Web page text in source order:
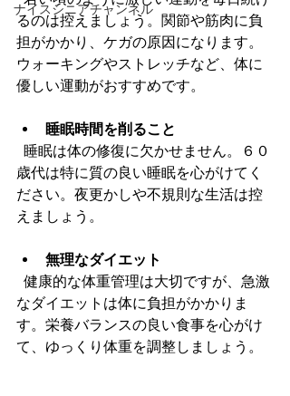
ナイスシニアチャンネル
るのは控えましょう。関節や筋肉に負
担がかかり、ケガの原因になります。
ウォーキングやストレッチなど、体に
優しい運動がおすすめです。
睡眠時間を削ること
歳代は特に質の良い睡眠を心がけてく
ださい。夜更かしや不規則な生活は控
えましょう。
無理なダイエット
なダイエットは体に負担がかかりま
す。栄養バランスの良い食事を心がけ
て、ゆっくり体重を調整しましょう。